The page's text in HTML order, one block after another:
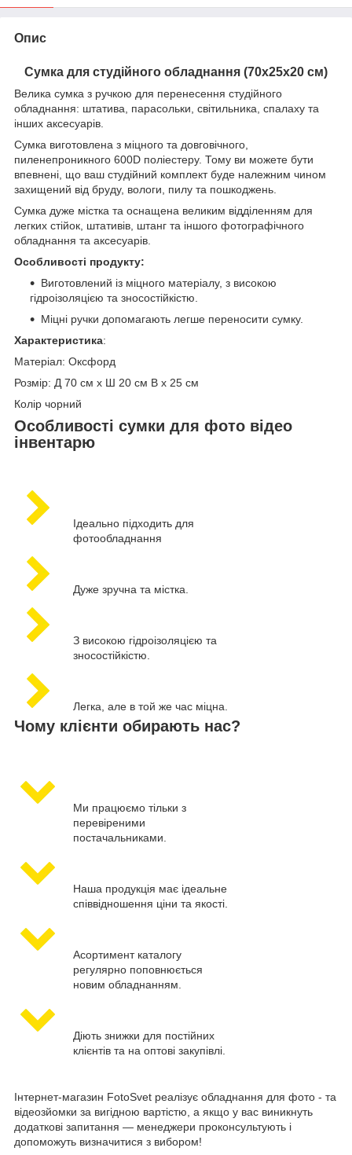
Опис
Сумка для студійного обладнання (70х25х20 см)
Велика сумка з ручкою для перенесення студійного
обладнання: штатива, парасольки, світильника, спалаху та
інших аксесуарів.
Сумка виготовлена з міцного та довговічного,
пиленепроникного 600D поліестеру. Тому ви можете бути
впевнені, що ваш студійний комплект буде належним чином
захищений від бруду, вологи, пилу та пошкоджень.
Сумка дуже містка та оснащена великим відділенням для
легких стійок, штативів, штанг та іншого фотографічного
обладнання та аксесуарів.
Особливості продукту:
Виготовлений із міцного матеріалу, з високою
гідроізоляцією та зносостійкістю.
Міцні ручки допомагають легше переносити сумку.
Характеристика:
Матеріал: Оксфорд
Розмір: Д 70 см x Ш 20 см В x 25 см
Колір чорний
Особливості сумки для фото відео
інвентарю
Ідеально підходить для
фотообладнання
Дуже зручна та містка.
З високою гідроізоляцією та
зносостійкістю.
Легка, але в той же час міцна.
Чому клієнти обирають нас?
Ми працюємо тільки з
перевіреними
постачальниками.
Наша продукція має ідеальне
співвідношення ціни та якості.
Асортимент каталогу
регулярно поповнюється
новим обладнанням.
Діють знижки для постійних
клієнтів та на оптові закупівлі.
Інтернет-магазин FotoSvet реалізує обладнання для фото - та
відеозйомки за вигідною вартістю, а якщо у вас виникнуть
додаткові запитання — менеджери проконсультують і
допоможуть визначитися з вибором!